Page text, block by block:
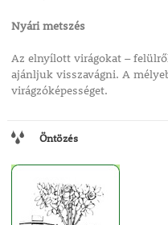
Nyári metszés
Az elnyílott virágokat –
ajánljuk visszavágni. A
virágzóképességet.
Öntözés